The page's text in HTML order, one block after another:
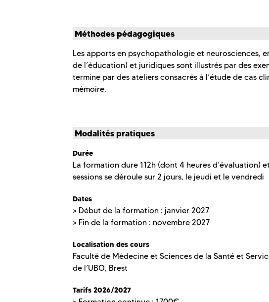
Méthodes pédagogiques
Les apports en psychopathologie et neurosciences,
de l’éducation) et juridiques sont illustrés par des
termine par des ateliers consacrés à l’étude de cas
mémoire.
Modalités pratiques
Durée
La formation dure 112h (dont 4 heures d’évaluation)
sessions se déroule sur 2 jours, le jeudi et le vendredi
Dates
> Début de la formation : janvier 2027
> Fin de la formation : novembre 2027
Localisation des cours
Faculté de Médecine et Sciences de la Santé et
de l’UBO, Brest
Tarifs 2026/2027